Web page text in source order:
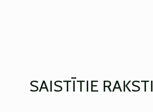
SAISTĪTIE RAKSTI